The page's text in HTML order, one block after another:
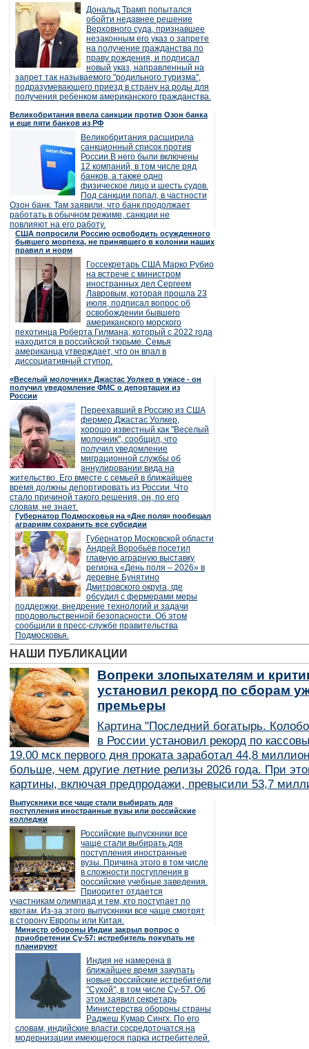
Дональд Трамп попытался
обойти недавнее решение
Верховного суда, признавшее
незаконным его указ о запрете
на получение гражданства по
праву рождения, и подписал
новый указ, направленный на
запрет так называемого "родильного туризма",
подразумевающего приезд в страну на роды для
получения ребенком американского гражданства.
Великобритания ввела санкции против Озон банка
и еще пяти банков из РФ
Великобритания расширила
санкционный список против
России.В него были включены
12 компаний, в том числе ряд
банков, а также одно
физическое лицо и шесть судов.
Под санкции попал, в частности
Озон банк. Там заявили, что банк продолжает
работать в обычном режиме, санкции не
повлияют на его работу.
США попросили Россию освободить осужденного
бывшего морпеха, не принявшего в колонии наших
правил и норм
Госсекретарь США Марко Рубио
на встрече с министром
иностранных дел Сергеем
Лавровым, которая прошла 23
июля, подписал вопрос об
освобождении бывшего
американского морского
пехотинца Роберта Гилмана, который с 2022 года
находится в российской тюрьме. Семья
американца утверждает, что он впал в
диссоциативный ступор.
«Веселый молочник» Джастас Уолкер в ужасе - он
получил уведомление ФМС о депортации из
России
Переехавший в Россию из США
фермер Джастас Уолкер,
хорошо известный как "Веселый
молочник", сообщил, что
получил уведомление
миграционной службы об
аннулировании вида на
жительство. Его вместе с семьей в ближайшее
время должны депортировать из России. Что
стало причиной такого решения, он, по его
словам, не знает.
Губернатор Подмосковья на «Дне поля» пообещал
аграриям сохранить все субсидии
Губернатор Московской области
Андрей Воробьёв посетил
главную аграрную выставку
региона «День поля – 2026» в
деревне Бунятино
Дмитровского округа, где
обсудил с фермерами меры
поддержки, внедрение технологий и задачи
продовольственной безопасности. Об этом
сообщили в пресс-службе правительства
Подмосковья.
НАШИ ПУБЛИКАЦИИ
Вопреки злопыхателям и
установил рекорд по сборам
премьеры
Картина "Последний богатырь.
в России установил рекорд по
19.00 мск первого дня проката заработал 44,8
больше, чем другие летние релизы 2026 года. При
картины, включая предпродажи, превысили 53,7
Выпускники все чаще стали выбирать для
поступления иностранные вузы или российские
колледжи
Российские выпускники все
чаще стали выбирать для
поступления иностранные
вузы. Причина этого в том числе
в сложности поступления в
российские учебные заведения.
Приоритет отдается
участникам олимпиад и тем, кто поступает по
квотам. Из-за этого выпускники все чаще смотрят
в сторону Европы или Китая.
Министр обороны Индии закрыл вопрос о
приобретении Су-57: истребитель покупать не
планируют
Индия не намерена в
ближайшее время закупать
новые российские истребители
"Сухой", в том числе Су-57. Об
этом заявил секретарь
Министерства обороны страны
Раджеш Кумар Сингх. По его
словам, индийские власти сосредоточатся на
модернизации имеющегося парка истребителей.